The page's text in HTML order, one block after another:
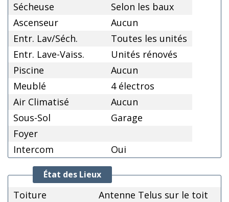
Sécheuse
Selon les baux
Ascenseur
Aucun
Entr. Lav/Séch.
Toutes les unités
Entr. Lave-Vaiss.
Unités rénovés
Piscine
Aucun
Meublé
4 électros
Air Climatisé
Aucun
Sous-Sol
Garage
Foyer
Intercom
Oui
État des Lieux
Toiture
Antenne Telus sur le toit